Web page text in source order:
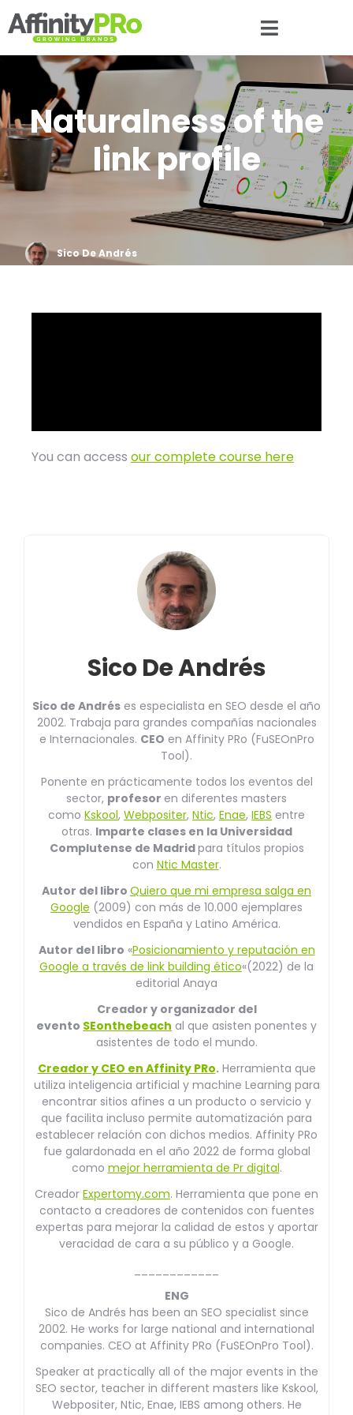
Naturalness of the
link profile
Sico De Andrés
You can access our complete course here
Sico De Andrés
Sico de Andrés es especialista en SEO desde el año
2002. Trabaja para grandes compañías nacionales
e Internacionales. CEO en Affinity PRo (FuSEOnPro
Tool).
Ponente en prácticamente todos los eventos del
sector, profesor en diferentes masters
como Kskool, Webpositer, Ntic, Enae, IEBS entre
otras. Imparte clases en la Universidad
Complutense de Madridpara títulos propios
con Ntic Master.
Autor del libro Quiero que mi empresa salga en
Google (2009) con más de 10.000 ejemplares
vendidos en España y Latino América.
Autor del libro «Posicionamiento y reputación en
Google a través de link building ético«(2022) de la
editorial Anaya
Creador y organizador del
evento SEonthebeach al que asisten ponentes y
asistentes de todo el mundo.
Creador y CEO en Affinity PRo.Herramienta que
utiliza inteligencia artificial y machine Learning para
encontrar sitios afines a un producto o servicio y
que facilita incluso permite automatización para
establecer relación con dichos medios. Affinity PRo
fue galardonada en el año 2022 de forma global
como mejor herramienta de Pr digital.
Creador Expertomy.com. Herramienta que pone en
contacto a creadores de contenidos con fuentes
expertas para mejorar la calidad de estos y aportar
veracidad de cara a su público y a Google.
ENG
Sico de Andrés has been an SEO specialist since
2002. He works for large national and international
companies. CEO at Affinity PRo (FuSEOnPro Tool).
Speaker at practically all of the major events in the
SEO sector, teacher in different masters like Kskool,
Webpositer, Ntic, Enae, IEBS among others. He